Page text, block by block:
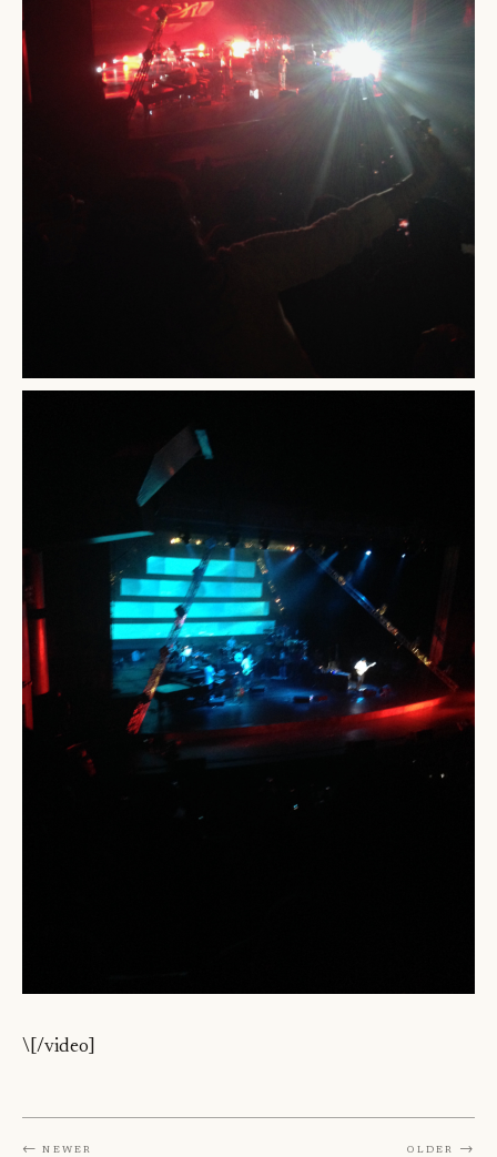
\[/video]
← Newer Older →